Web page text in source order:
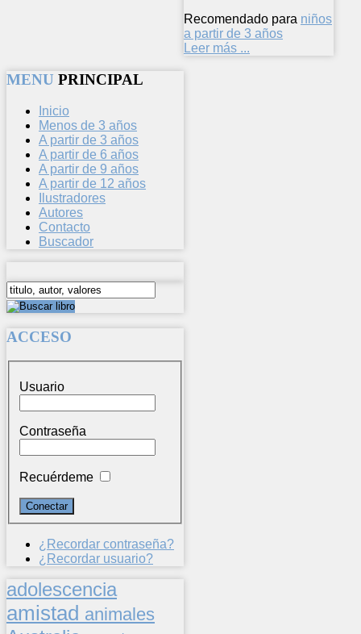
Recomendado para niños
a partir de 3 años
Leer más ...
MENU PRINCIPAL
Inicio
Menos de 3 años
A partir de 3 años
A partir de 6 años
A partir de 9 años
A partir de 12 años
Ilustradores
Autores
Contacto
Buscador
ACCESO
Usuario
Contraseña
Recuérdeme
¿Recordar contraseña?
¿Recordar usuario?
adolescencia
amistad animales